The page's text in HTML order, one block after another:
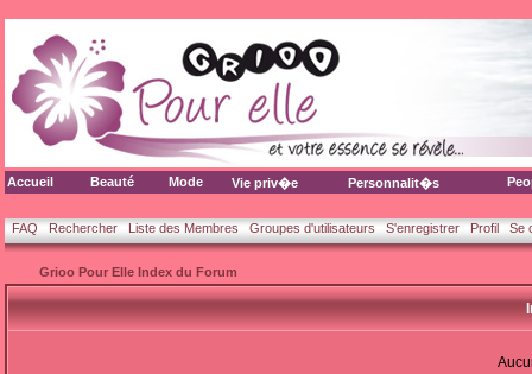
Accueil Beauté Mode Vie priv�e Personnalit�s
FAQ Rechercher Liste des Membres Groupes d'utilisateurs S'enregistrer Profil Se
Grioo Pour Elle Index du Forum